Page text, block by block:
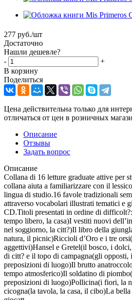
277 руб./шт
Достаточно
Нашли дешевле?
-
+
В корзину
Поделиться
Цена действительна только для
отличаться от цен в розничных
Описание
Отзывы
Задать вопрос
Описание
Collana di 16 letture graduate attive per
collana aiuta a familiarizzare con il
lingua di studio.16 favole tradizionali
attraverso vocabolari illustrati tematici e
CD.Titoli presentati in ordine di
tempo libero, la casa)I vestiti nuovi
nel soggiorno, la citt?)Il libro della
natura, il picnic)Riccioli d’Oro e i tre
aggettivi)Hansel e Gretel(il bosco, i
di citt? e il topo di campagna(gli opposti,
preposizioni di luogo)Il brutto
tempo atmosferico)Il soldatino di
preposizioni di luogo)Pollicina(i fiori, la
cicogna(la tavola, la casa, il cibo)La